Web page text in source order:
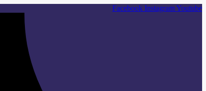
Skip
Facebook InstagramYoutube